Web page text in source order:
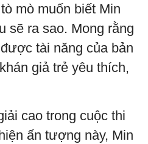
mò muốn biết Min
sẽ ra sao. Mong rằng
tài năng của bản
giả trẻ yêu thích,
cao trong cuộc thi
ấn tượng này, Min